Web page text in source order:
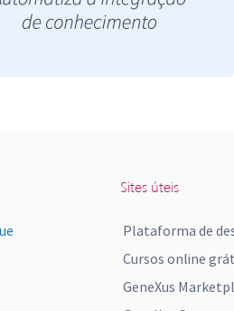
Sites úteis
Plataforma de
Cursos online
GeneXus